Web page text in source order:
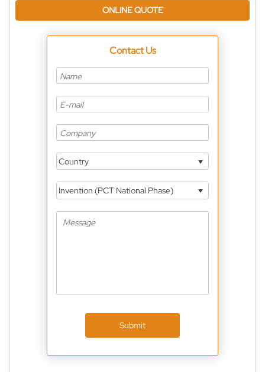
ONLINE QUOTE
Contact Us
Country
Invention (PCT National Phase)
Submit